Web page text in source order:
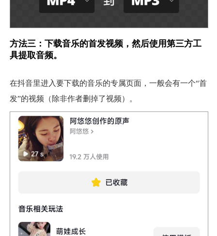
方法三：下载音乐的首发视频，然后使用第三方工
具提取音频。
在抖音里进入要下载的音乐的专属页面，一般会有一个“首
发”的视频（除非作者删掉了视频）。